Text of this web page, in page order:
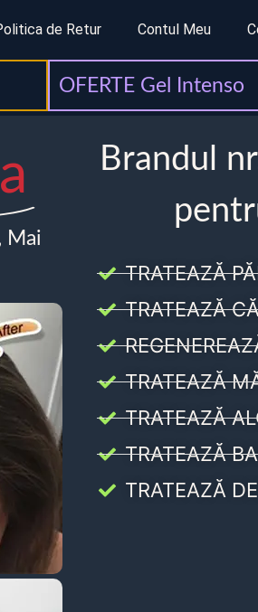
de Retur Contul Meu
OFERTE Gel Intenso
Mai
Brandul
TRATEAZĂ
TRATEAZĂ
TRATEAZĂ
TRATEAZĂ
TRATEAZĂ
TRATEAZĂ